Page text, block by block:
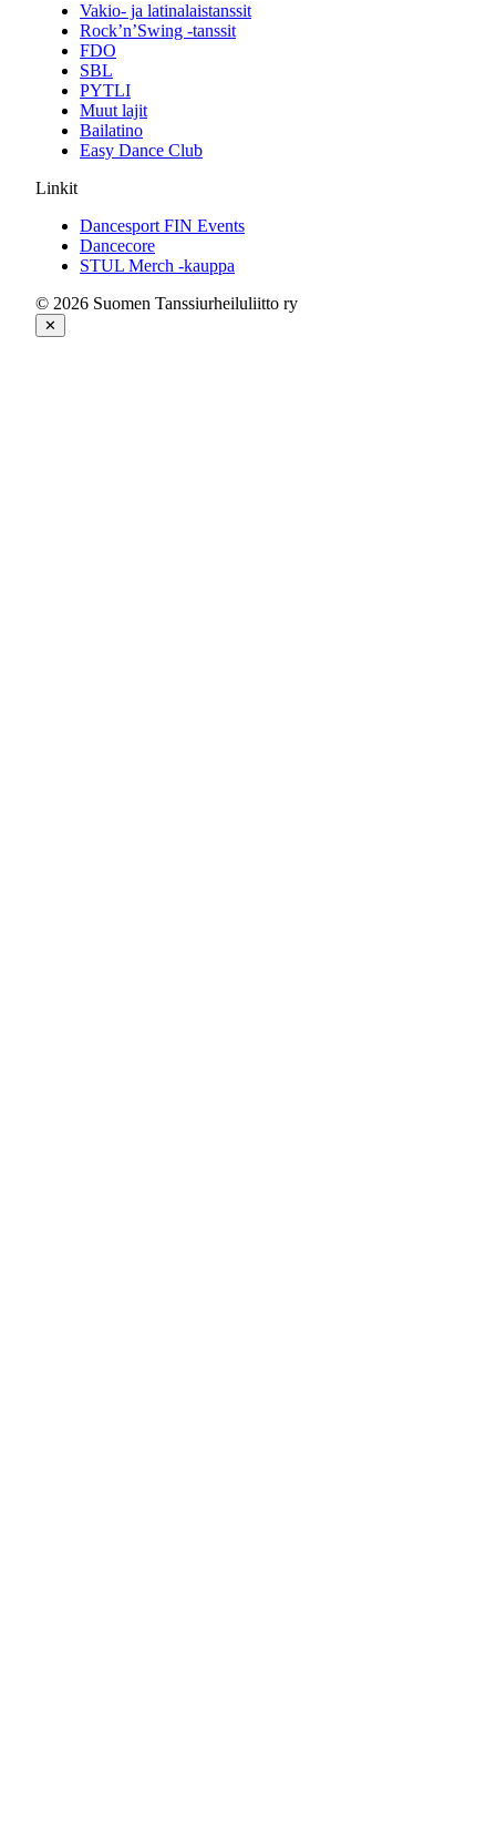
Vakio- ja latinalaistanssit
Rock’n’Swing -tanssit
FDO
SBL
PYTLI
Muut lajit
Bailatino
Easy Dance Club
Linkit
Dancesport FIN Events
Dancecore
STUL Merch -kauppa
© 2026 Suomen Tanssiurheiluliitto ry
✕